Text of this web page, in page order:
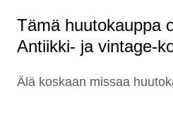
Tämä huutokauppa
Antiikki- ja vintage-
Älä koskaan missaa